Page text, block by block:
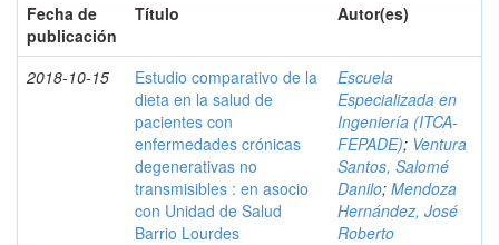
Fecha de
publicación
Título Autor(es)
2018-10-15
Estudio comparativo de la
dieta en la salud de
pacientes con
enfermedades crónicas
degenerativas no
transmisibles : en asocio
con Unidad de Salud
Barrio Lourdes
Escuela
Especializada en
Ingeniería (ITCA-
FEPADE); Ventura
Santos, Salomé
Danilo; Mendoza
Hernández, José
Roberto